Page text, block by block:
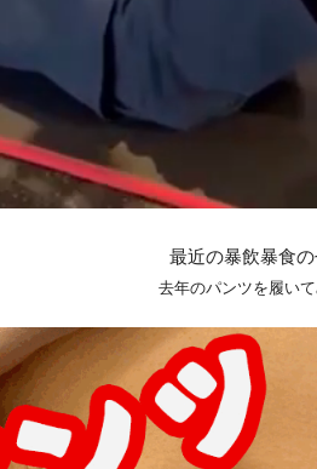
最近の暴飲暴食
去年のパンツを履い